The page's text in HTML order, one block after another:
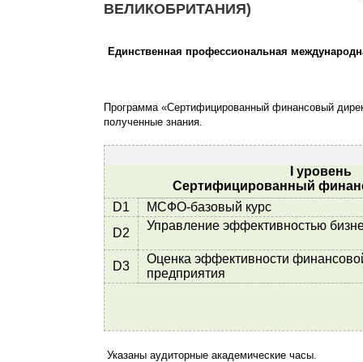
ВЕЛИКОБРИТАНИЯ)
Единственная профессиональная
Программа«Сертифицированный финансовый
полученные знания.
I уровень
Сертифицированный
D1
МСФО-базовый курс
D2
Управление
D3
Оценка эффективности
предприятия
Указаны аудиторные академические часы.